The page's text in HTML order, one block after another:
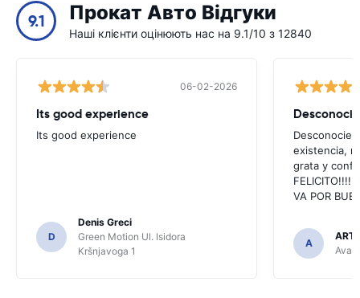
9.1 Прокат Авто Відгуки
Наші клієнти оцінюють нас на 9.1/10 з 12840
06-02-2026
Its good experience
Its good experience
D
Denis Greci
Green Motion Ul. Isidora
Kršnjavoga 1
existencia,
grata y
FELICITO!!!!,
VA POR
A